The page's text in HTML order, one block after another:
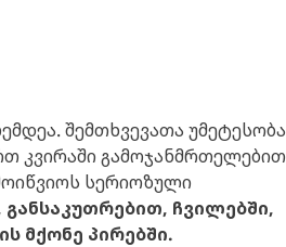
შემთხვევათა უმეტესობა
კვირაში გამოჯანმრთელებით
სერიოზული
განსაკუთრებით, ჩვილებში,
მქონე პირებში.